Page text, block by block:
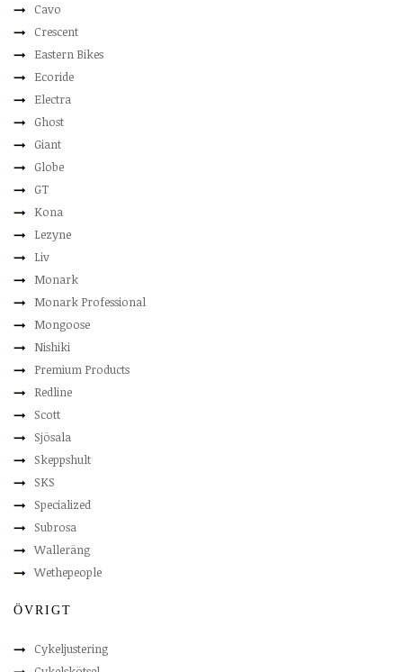
Cavo
Crescent
Eastern Bikes
Ecoride
Electra
Ghost
Giant
Globe
GT
Kona
Lezyne
Liv
Monark
Monark Professional
Mongoose
Nishiki
Premium Products
Redline
Scott
Sjösala
Skeppshult
SKS
Specialized
Subrosa
Walleräng
Wethepeople
ÖVRIGT
Cykeljustering